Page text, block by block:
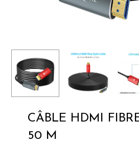
CÂBLE HDMI
50 M